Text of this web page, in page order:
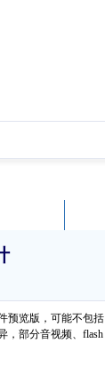
预览版，可能不包括
，部分音视频、flash